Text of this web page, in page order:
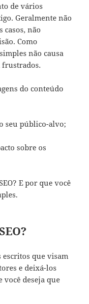
de vários
Geralmente não
casos, não
Como
não causa
frustrados.
do conteúdo
seu público-alvo;
sobre os
E por que você
escritos que visam
e deixá-los
você deseja que